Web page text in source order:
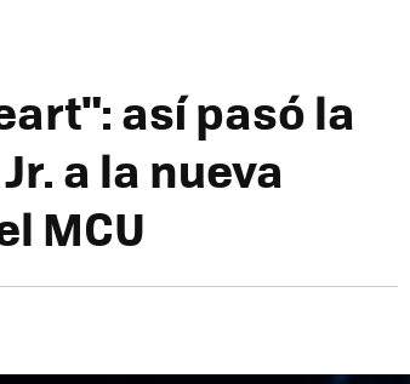
así pasó la
a la nueva
MCU